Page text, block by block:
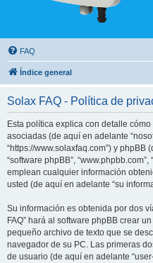
FAQ
Índice general
Solax FAQ - Política de
Esta política explica con detalle
asociadas (de aquí en adelante
“https://www.solaxfaq.com”) y phpBB
“software phpBB”, “www.phpbb.com”,
emplean cualquier información
usted (de aquí en adelante “su
Su información es obtenida por dos
FAQ” hará al software phpBB crear
pequeño archivo de texto que se
navegador de su PC. Las primeras
de usuario (de aquí en adelante